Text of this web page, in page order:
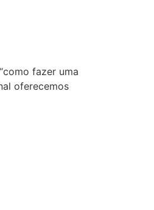
fazer uma
oferecemos